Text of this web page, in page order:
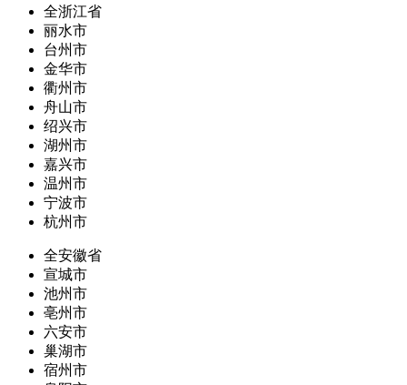
全浙江省
丽水市
台州市
金华市
衢州市
舟山市
绍兴市
湖州市
嘉兴市
温州市
宁波市
杭州市
全安徽省
宣城市
池州市
亳州市
六安市
巢湖市
宿州市